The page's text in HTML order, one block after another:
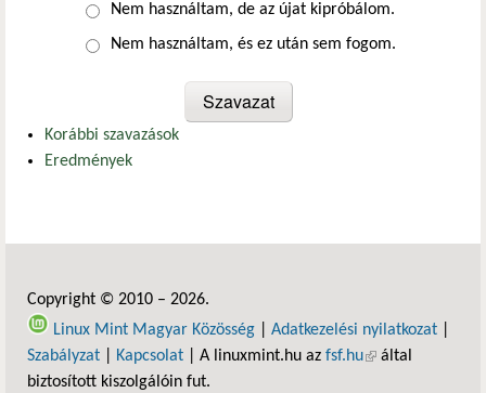
Nem használtam, de az újat kipróbálom.
Nem használtam, és ez után sem fogom.
Korábbi szavazások
Eredmények
Copyright © 2010 – 2026.
Linux Mint Magyar Közösség
Adatkezelési nyilatkozat
Szabályzat
Kapcsolat | A linuxmint.hu az fsf.hu(külső hivatkozás)
által
biztosított kiszolgálóin fut.